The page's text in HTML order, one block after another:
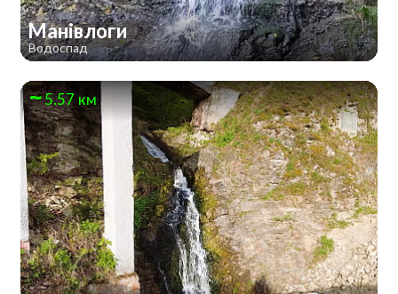
Манівлоги
Водоспад
5.57 км